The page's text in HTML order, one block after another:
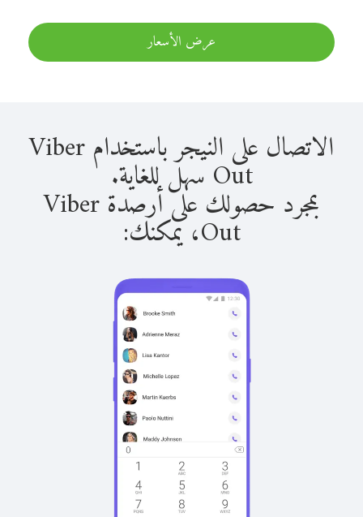
عرض الأسعار
الاتصال على النيجر باستخدام Viber
Out سهل للغاية.
بمجرد حصولك على أرصدة Viber
Out، يمكنك: